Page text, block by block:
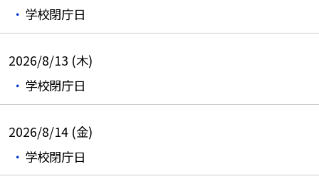
学校閉庁日
2026/8/13 (木)
学校閉庁日
2026/8/14 (金)
学校閉庁日